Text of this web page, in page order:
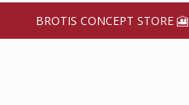
BROTIS CONCEPT STORE 🎦